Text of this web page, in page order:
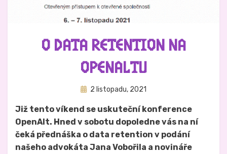
O DATA RETENTION NA
OPENALTU
AutorHynek Trojánek
Zveřejněno
2 listopadu, 2021
Již tento víkend se uskuteční konference
OpenAlt. Hned v sobotu dopoledne vás na ní
čeká přednáška o data retention v podání
našeho advokáta Jana Vobořila a novináře